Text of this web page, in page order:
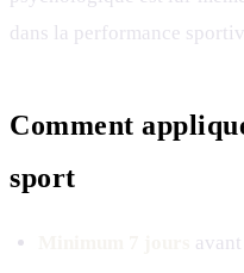
dans la performance
Comment
sport